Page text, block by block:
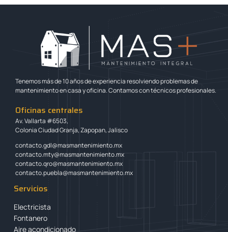
Tenemos más de 10 años de experiencia resolviendo problemas de
mantenimiento en casa y oficina. Contamos con técnicos profesionales.
Oficinas centrales
Av. Vallarta #6503,
Colonia Ciudad Granja, Zapopan, Jalisco
contacto.gdl@masmantenimiento.mx
contacto.mty@masmantenimiento.mx
contacto.qro@masmantenimiento.mx
contacto.puebla@masmantenimiento.mx
Servicios
Electricista
Fontanero
Aire acondicionado